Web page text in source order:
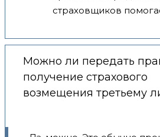
страховщиков
Можно ли передать
получение страхового
возмещения третьему